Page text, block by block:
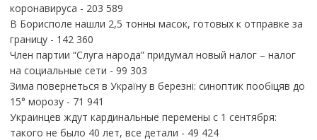
коронавируса - 203 589
В Борисполе нашли 2,5 тонны масок, готовых к отправке за
границу- 142 360
Член партии “Слуга народа” придумал новый налог – налог
на социальные сети - 99 303
Зима повернеться в Україну в березні: синоптик пообіцяв до
15° морозу- 71 941
Украинцев ждут кардинальные перемены с 1 сентября:
такого не было 40 лет, все детали - 49 424